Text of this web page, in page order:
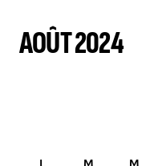
AOÛT 2024